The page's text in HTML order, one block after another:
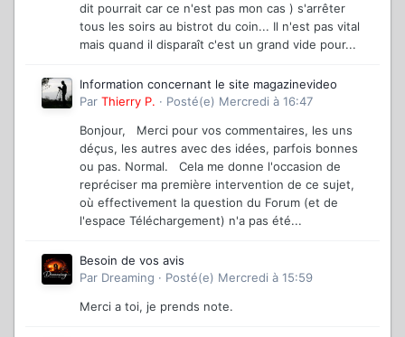
dit pourrait car ce n'est pas mon cas ) s'arrêter
tous les soirs au bistrot du coin... Il n'est pas vital
mais quand il disparaît c'est un grand vide pour...
Information concernant le site magazinevideo
Par Thierry P. · Posté(e) Mercredi à 16:47
Bonjour, Merci pour vos commentaires, les uns
déçus, les autres avec des idées, parfois bonnes
ou pas. Normal. Cela me donne l'occasion de
repréciser ma première intervention de ce sujet,
où effectivement la question du Forum (et de
l'espace Téléchargement) n'a pas été...
Besoin de vos avis
Par Dreaming · Posté(e) Mercredi à 15:59
Merci a toi, je prends note.